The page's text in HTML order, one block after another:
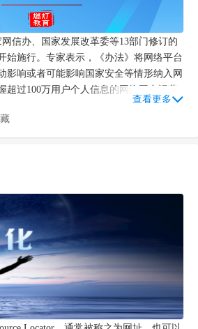
信办、国家发展改革委等13部门修订的
始施行。专家表示，《办法》将网络平台
影响或者可能影响国家安全等情形纳入网
超过100万用户个人信息的网络平台运营
查看更多